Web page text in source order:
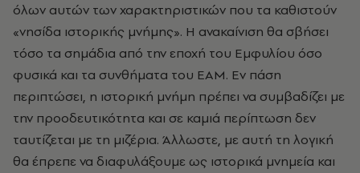
όλων αυτών των χαρακτηριστικών που τα καθιστούν
«νησίδα ιστορικής μνήμης». H ανακαίνιση θα σβήσει
τόσο τα σημάδια από την εποχή του Eμφυλίου όσο
φυσικά και τα συνθήματα του EAM. Eν πάση
περιπτώσει, η ιστορική μνήμη πρέπει να συμβαδίζει με
την προοδευτικότητα και σε καμιά περίπτωση δεν
ταυτίζεται με τη μιζέρια. Άλλωστε, με αυτή τη λογική
θα έπρεπε να διαφυλάξουμε ως ιστορικά μνημεία και